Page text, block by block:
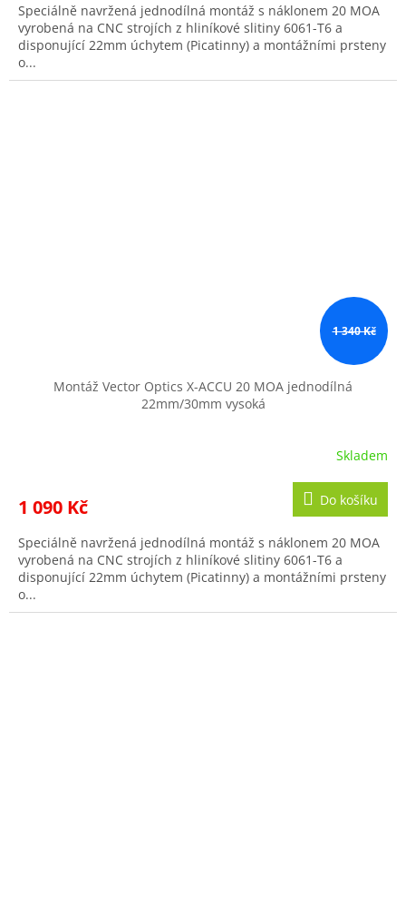
Speciálně navržená jednodílná montáž s náklonem 20 MOA
vyrobená na CNC strojích z hliníkové slitiny 6061-T6 a
disponující 22mm úchytem (Picatinny) a montážními prsteny
o...
1 340 Kč
Montáž Vector Optics X-ACCU 20 MOA jednodílná
22mm/30mm vysoká
Skladem
1 090 Kč Do košíku
Speciálně navržená jednodílná montáž s náklonem 20 MOA
vyrobená na CNC strojích z hliníkové slitiny 6061-T6 a
disponující 22mm úchytem (Picatinny) a montážními prsteny
o...